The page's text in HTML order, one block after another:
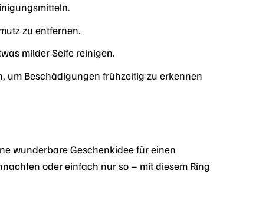
zu entfernen.
milder Seife reinigen.
um Beschädigungen frühzeitig zu erkennen
wunderbare Geschenkidee für einen
oder einfach nur so – mit diesem Ring